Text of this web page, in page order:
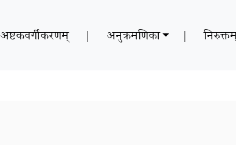
अष्टकवर्गीकरणम् | अनुक्रमणिका |